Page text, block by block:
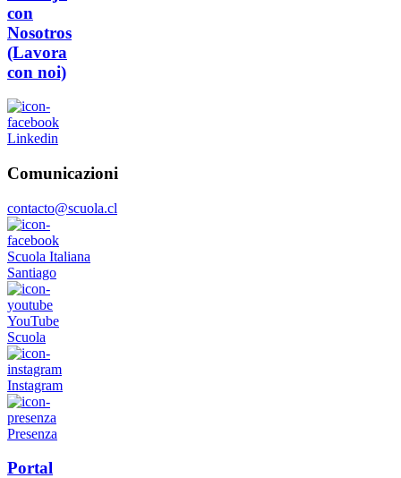
con
Nosotros
(Lavora
con noi)
Linkedin
Comunicazioni
contacto@scuola.cl
Scuola Italiana
Santiago
YouTube
Scuola
Instagram
Presenza
Portal